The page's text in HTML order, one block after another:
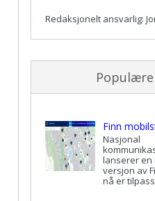
Redaksjonelt ansvarlig:
Finn
Nasjonal
lanserer en
versjon av
nå er